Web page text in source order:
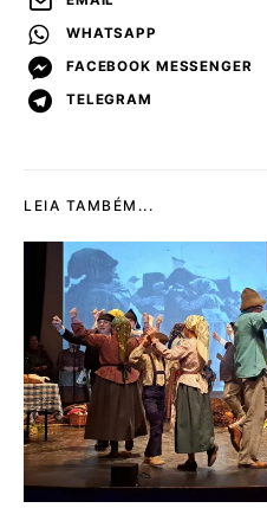
WHATSAPP
FACEBOOK MESSENGER
TELEGRAM
LEIA TAMBÉM...